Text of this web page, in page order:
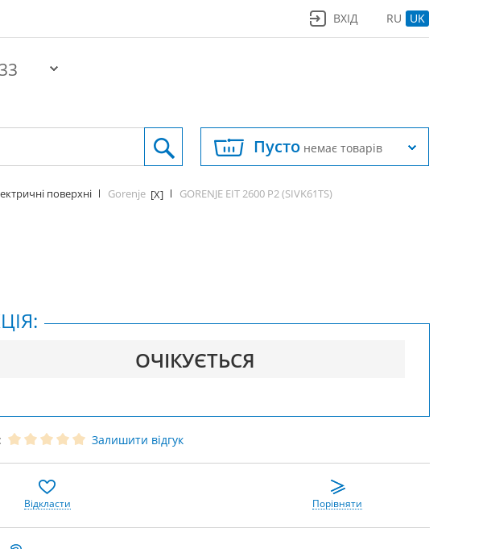
RU UK
ВХІД
Пусто немає товарів
поверхні Gorenje [X] GORENJE EIT 2600 P2 (SIVK61TS)
ОЧІКУЄТЬСЯ
Залишити відгук
Відкласти Порівняти